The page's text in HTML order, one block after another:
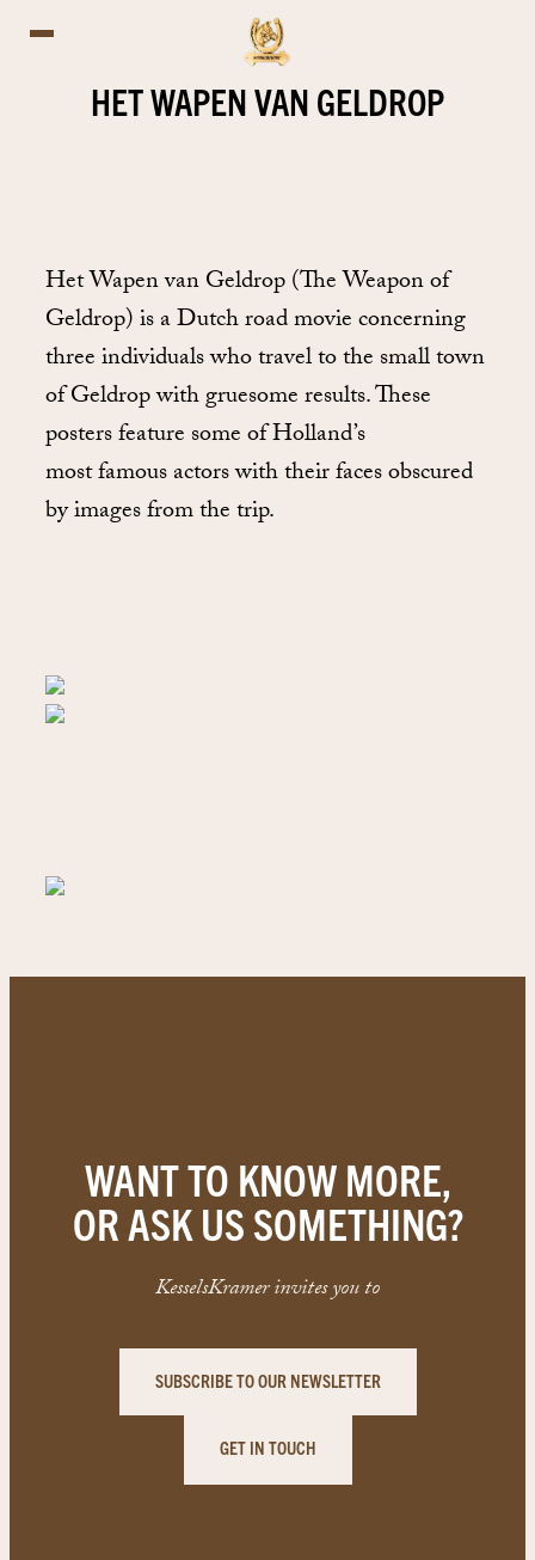
HET WAPEN VAN GELDROP
Het Wapen van Geldrop (The Weapon of
Geldrop) is a Dutch road movie concerning
three individuals who travel to the small town
of Geldrop with gruesome results. These
posters feature some of Holland’s
most famous actors with their faces obscured
by images from the trip.
WANT TO KNOW MORE,
OR ASK US SOMETHING?
KesselsKramer invites you to
SUBSCRIBE TO OUR NEWSLETTER
GET IN TOUCH